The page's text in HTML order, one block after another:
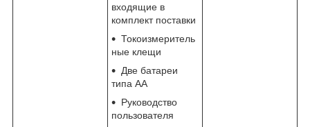
входящие в
комплект поставки
Токоизмеритель
ные клещи
Две батареи
типа АА
Руководство
пользователя